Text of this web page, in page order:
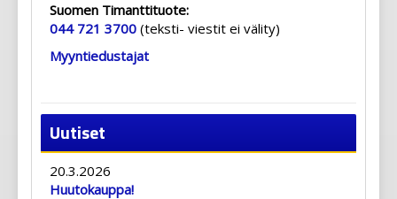
Suomen Timanttituote:
044 721 3700 (teksti- viestit ei välity)
Myyntiedustajat
Uutiset
20.3.2026
Huutokauppa!